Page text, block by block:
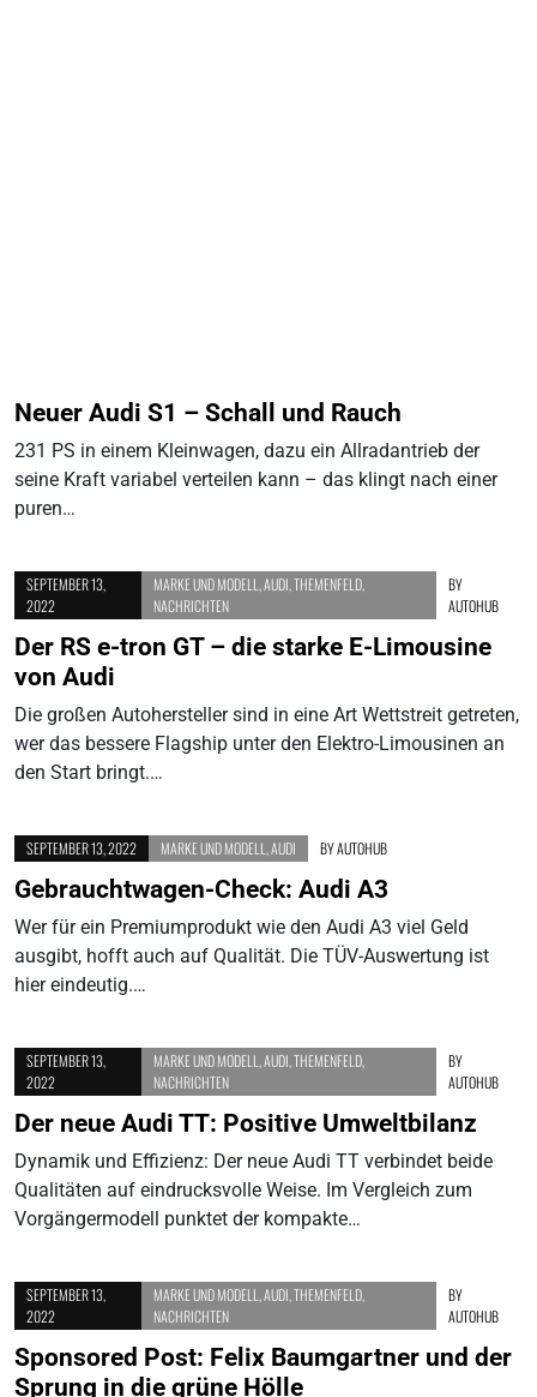
Neuer Audi S1 – Schall und Rauch
231 PS in einem Kleinwagen, dazu ein Allradantrieb der
seine Kraft variabel verteilen kann – das klingt nach einer
puren…
SEPTEMBER 13,
2022
MARKE UND MODELL ,AUDI ,THEMENFELD
NACHRICHTEN
BY
AUTOHUB
Der RS e-tron GT – die starke E-Limousine
von Audi
Die großen Autohersteller sind in eine Art Wettstreit getreten,
wer das bessere Flagship unter den Elektro-Limousinen an
den Start bringt.…
SEPTEMBER 13, 2022 MARKE UND MODELL AUDI BYAUTOHUB
Gebrauchtwagen-Check: Audi A3
Wer für ein Premiumprodukt wie den Audi A3 viel Geld
ausgibt, hofft auch auf Qualität. Die TÜV-Auswertung ist
hier eindeutig.…
SEPTEMBER 13,
2022
MARKE UND MODELL ,AUDI ,THEMENFELD
NACHRICHTEN
BY
AUTOHUB
Der neue Audi TT: Positive Umweltbilanz
Dynamik und Effizienz: Der neue Audi TT verbindet beide
Qualitäten auf eindrucksvolle Weise. Im Vergleich zum
Vorgängermodell punktet der kompakte…
SEPTEMBER 13,
2022
MARKE UND MODELL ,AUDI ,THEMENFELD
NACHRICHTEN
BY
AUTOHUB
Sponsored Post: Felix Baumgartner und der
Sprung in die grüne Hölle